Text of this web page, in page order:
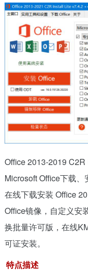
Office 2013-2019
Microsoft Office下载
在线下载安装 Office
Office镜像，自定义安
换批量许可版，在线
可证安装。
特点描述